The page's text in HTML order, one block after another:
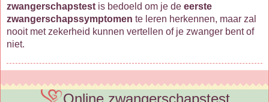
zwangerschapstest is bedoeld om je de eerste
zwangerschapssymptomen te leren herkennen, maar zal
nooit met zekerheid kunnen vertellen of je zwanger bent of
niet.
Online zwangerschapstest